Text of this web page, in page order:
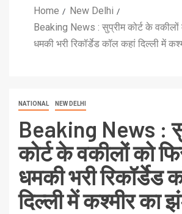
Home
New Delhi
Beaking News : सुप्रीम कोर्ट के
धमकी भरी रिकॉर्डेड कॉल कहां दिल्ली में
NATIONAL NEW DELHI
Beaking News :
कोर्ट के वकीलों को
धमकी भरी रिकॉर्डेड
दिल्ली में कश्मीर का